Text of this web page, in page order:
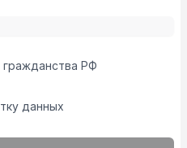
РФ
данных